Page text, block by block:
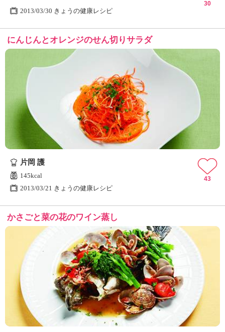
2013/03/30 きょうの健康レシピ
30
にんじんとオレンジのせん切りサラダ
片岡 護
145kcal
2013/03/21 きょうの健康レシピ
43
かさごと菜の花のワイン蒸し